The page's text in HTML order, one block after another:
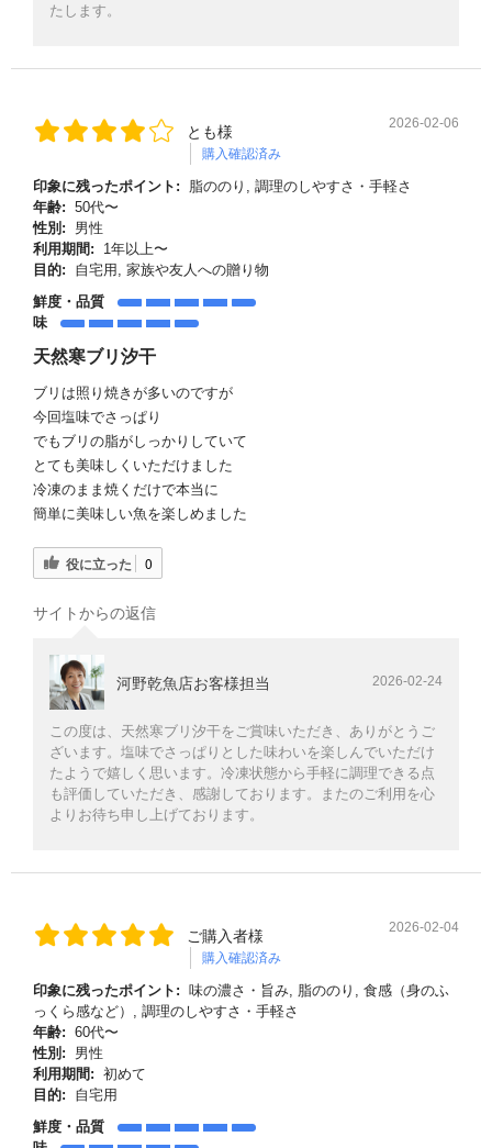
たします。
とも様
購入確認済み
2026-02-06
印象に残ったポイント:
脂ののり, 調理のしやすさ・手軽さ
年齢: 50代〜
性別:
男性
利用期間:
1年以上〜
目的:
自宅用, 家族や友人への贈り物
鮮度・品質
味
天然寒ブリ汐干
ブリは照り焼きが多いのですが
今回塩味でさっぱり
でもブリの脂がしっかりしていて
とても美味しくいただけました
冷凍のまま焼くだけで本当に
簡単に美味しい魚を楽しめました
役に立った 0
サイトからの返信
河野乾魚店お客様担当 2026-02-24
この度は、天然寒ブリ汐干をご賞味いただき、ありがとうご
ざいます。塩味でさっぱりとした味わいを楽しんでいただけ
たようで嬉しく思います。冷凍状態から手軽に調理できる点
も評価していただき、感謝しております。またのご利用を心
よりお待ち申し上げております。
ご購入者様
購入確認済み
2026-02-04
印象に残ったポイント: 味の濃さ・旨み, 脂ののり, 食感（身のふ
っくら感など）, 調理のしやすさ・手軽さ
年齢: 60代〜
性別:
男性
利用期間: 初めて
目的:
自宅用
鮮度・品質